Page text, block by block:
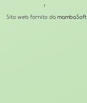
↑
Sito web fornito da mambaSoft